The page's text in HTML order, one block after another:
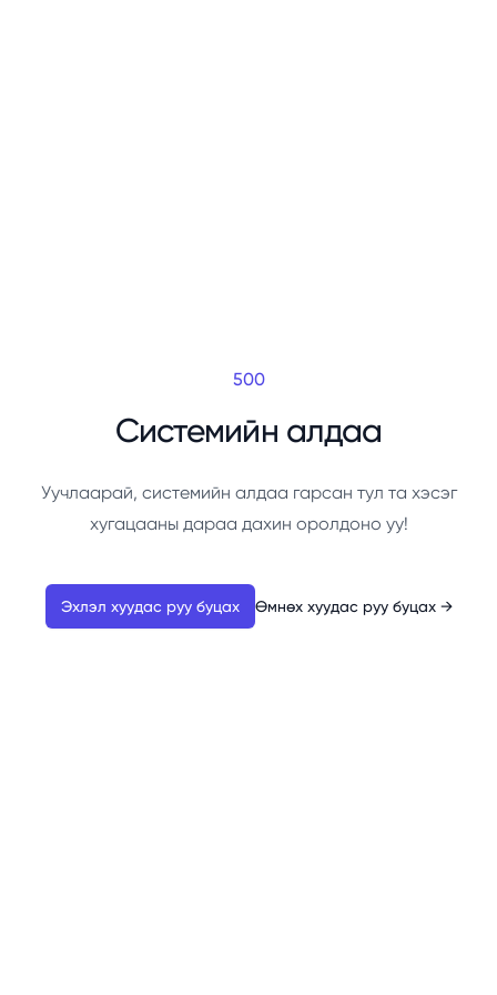
500
Системийн алдаа
Уучлаарай, системийн алдаа гарсан тул та хэсэг
хугацааны дараа дахин оролдоно уу!
Эхлэл хуудас руу буцах Өмнөх хуудас руу буцах →